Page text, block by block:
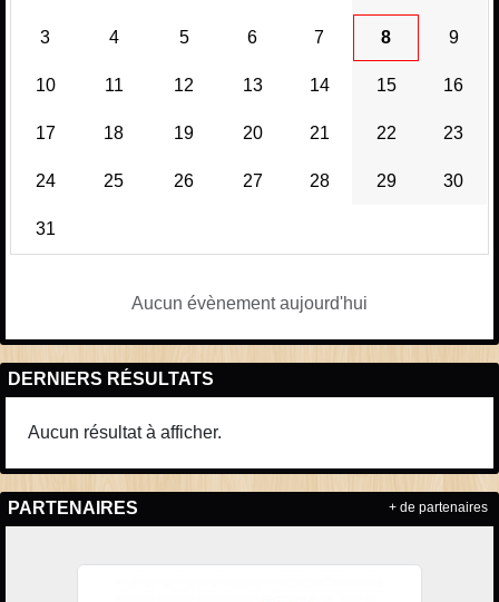
3 4 5 6 7 8 9
10 11 12 13 14 15 16
17 18 19 20 21 22 23
24 25 26 27 28 29 30
31
Aucun évènement aujourd'hui
DERNIERS RÉSULTATS
Aucun résultat à afficher.
PARTENAIRES + de partenaires